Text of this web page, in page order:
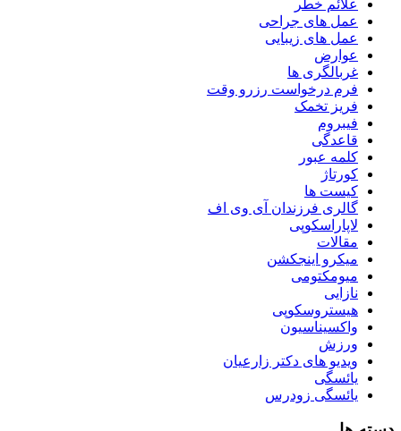
علائم خطر
عمل های جراحی
عمل های زیبایی
عوارض
غربالگری ها
فرم درخواست رزرو وقت
فریز تخمک
فیبروم
قاعدگی
کلمه عبور
کورتاژ
کیست ها
گالری فرزندان آی وی اف
لاپاراسکوپی
مقالات
میکرو اینجکشن
میومکتومی
نازایی
هیستروسکوپی
واکسیناسیون
ورزش
ویدیو های دکتر زارعیان
یائسگی
یائسگی زودرس